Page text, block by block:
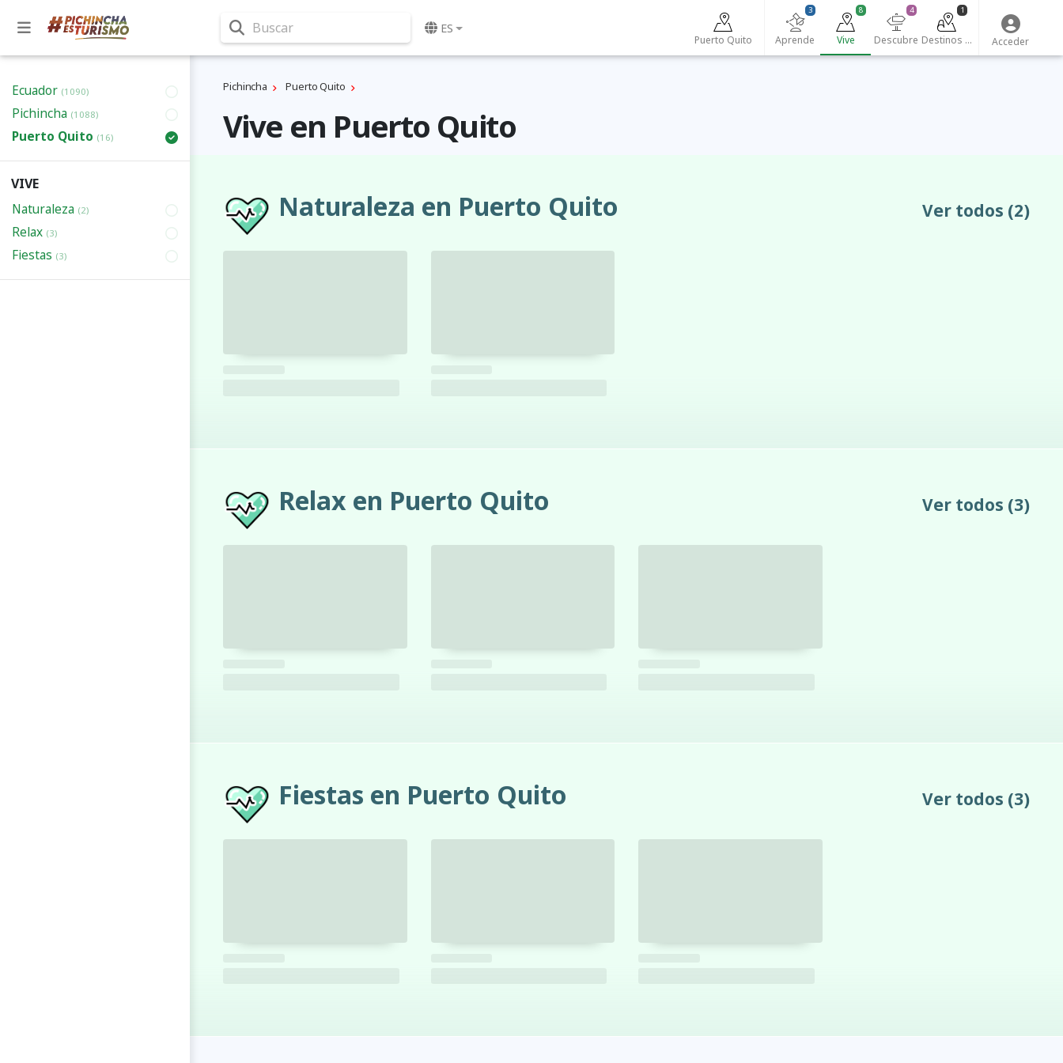
Buscar ES
Puerto Quito Aprende
3
Vive
8
Descubre
4
Destinos turísticos
1
Acceder
Ecuador (1090)
Pichincha (1088)
Puerto Quito (16)
VIVE
Naturaleza (2)
Relax (3)
Fiestas (3)
Pichincha Puerto Quito
Vive en Puerto Quito
Naturaleza en Puerto Quito Ver todos (2)
Relax en Puerto Quito Ver todos (3)
Fiestas en Puerto Quito Ver todos (3)